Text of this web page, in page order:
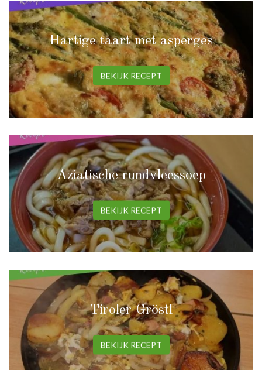
Hartige taart met asperges
BEKIJK RECEPT
Aziatische rundvleessoep
BEKIJK RECEPT
Tiroler Gröstl
BEKIJK RECEPT